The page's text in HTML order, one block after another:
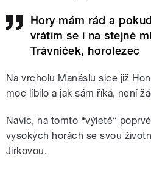
Hory mám rád a
vrátím se i na stejné
Trávníček, horolezec
Na vrcholu Manáslu sice již
moc líbilo a jak sám říká, není
Navíc, na tomto “výletě”
vysokých horách se svou
Jirkovou.